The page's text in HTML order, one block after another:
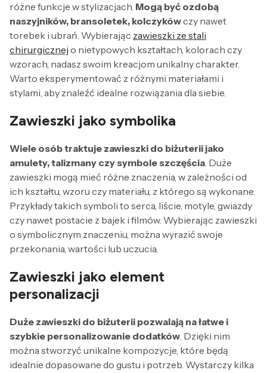
różne funkcje w stylizacjach. Mogą być ozdobą
naszyjników, bransoletek, kolczykówczy nawet
torebek i ubrań. Wybierając zawieszki ze stali
chirurgicznej o nietypowych kształtach, kolorach czy
wzorach, nadasz swoim kreacjom unikalny charakter.
Warto eksperymentować z różnymi materiałami i
stylami, aby znaleźć idealne rozwiązania dla siebie.
Zawieszki jako symbolika
Wiele osób traktuje zawieszki do biżuterii jako
amulety, talizmany czy symbole szczęścia . Duże
zawieszki mogą mieć różne znaczenia, w zależności od
ich kształtu, wzoru czy materiału, z którego są wykonane.
Przykłady takich symboli to serca, liście, motyle, gwiazdy
czy nawet postacie z bajek i filmów. Wybierając zawieszki
o symbolicznym znaczeniu, można wyrazić swoje
przekonania, wartości lub uczucia.
Zawieszki jako element
personalizacji
Duże zawieszki do biżuterii pozwalają na łatwe i
szybkie personalizowanie dodatków . Dzięki nim
można stworzyć unikalne kompozycje, które będą
idealnie dopasowane do gustu i potrzeb. Wystarczy kilka